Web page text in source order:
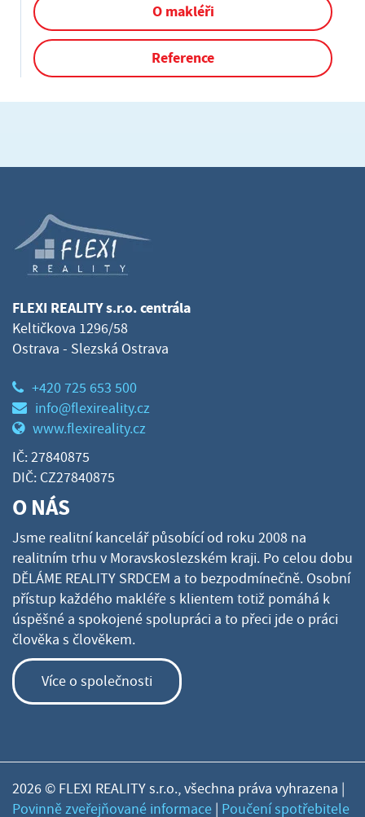
O makléři
Reference
FLEXI REALITY s.r.o. centrála
Keltičkova 1296/58
Ostrava - Slezská Ostrava
+420 725 653 500
info@flexireality.cz
www.flexireality.cz
IČ: 27840875
DIČ: CZ27840875
O NÁS
Jsme realitní kancelář působící od roku 2008 na
realitním trhu v Moravskoslezském kraji. Po celou dobu
DĚLÁME REALITY SRDCEM a to bezpodmínečně. Osobní
přístup každého makléře s klientem totiž pomáhá k
úspěšné a spokojené spolupráci a to přeci jde o práci
člověka s člověkem.
Více o společnosti
2026 © FLEXI REALITY s.r.o., všechna práva vyhrazena |
Povinně zveřejňované informace | Poučení spotřebitele